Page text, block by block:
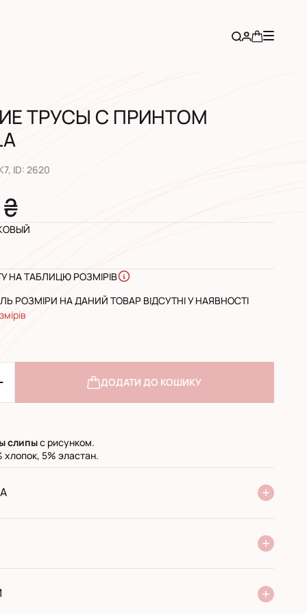
ТРУСЫ С ПРИНТОМ
, ID: 2620
НА ТАБЛИЦЮ РОЗМІРІВ
РОЗМІРИ НА ДАНИЙ ТОВАР ВІДСУТНІ У НАЯВНОСТІ
ДОДАТИ ДО КОШИКУ
слипыс рисунком.
5% эластан.
переказ